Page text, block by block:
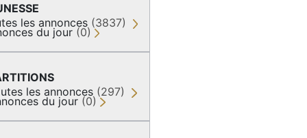
les annonces (3837)
du jour (0)
les annonces (297)
du jour (0)